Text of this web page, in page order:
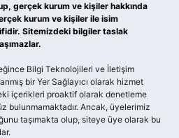
gerçek kurum ve kişiler hakkında
kurum ve kişiler ile isim
Sitemizdeki bilgiler taslak
Bilgi Teknolojileri ve İletişim
bir Yer Sağlayıcı olarak hizmet
içerikleri proaktif olarak denetleme
bulunmamaktadır. Ancak, üyelerimiz
taşımakta olup, siteye üye olarak bu